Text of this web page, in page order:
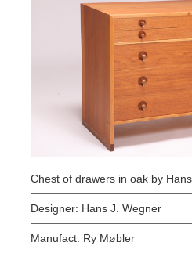
Chest of drawers in oak by
Designer: Hans J. Wegner
Manufact: Ry Møbler